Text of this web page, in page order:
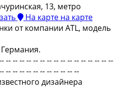
13, метро
На карте на карте
от компании ATL, модель
-- -- -- -- -- -- -- -- -- -- -- -- -- -- -- --
-- -- -- -- -- -- -- -- -- -- --
дизайнера